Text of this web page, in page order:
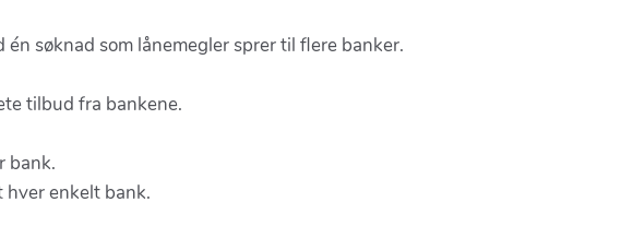
én søknad som lånemegler sprer til flere banker.
tilbud fra bankene.
bank.
enkelt bank.